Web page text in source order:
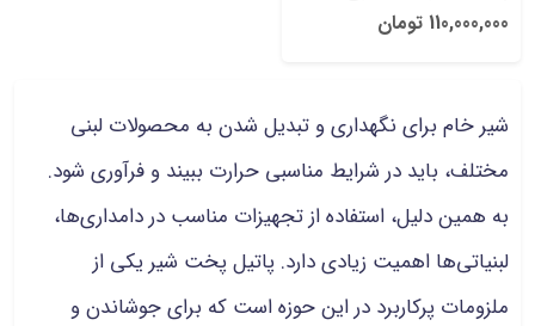
110,000,000 تومان
شیر خام برای نگهداری و تبدیل شدن به محصولات لبنی
مختلف، باید در شرایط مناسبی حرارت ببیند و فرآوری شود.
به همین دلیل، استفاده از تجهیزات مناسب در دامداری‌ها،
لبنیاتی‌ها اهمیت زیادی دارد. پاتیل پخت شیر یکی از
ملزومات پرکاربرد در این حوزه است که برای جوشاندن و